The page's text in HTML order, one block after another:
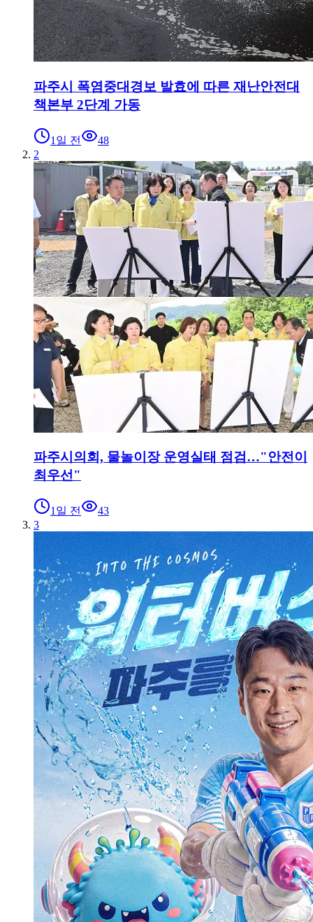
파주시 폭염중대경보 발효에 따른 재난안전대
책본부 2단계 가동
1일 전
48
2
파주시의회, 물놀이장 운영실태 점검…"안전이
최우선"
1일 전
43
3